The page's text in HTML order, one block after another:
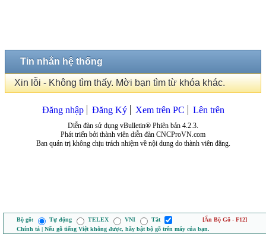
Tin nhắn hệ thống
Xin lỗi - Không tìm thấy. Mời bạn tìm từ khóa khác.
Đăng nhập Đăng Ký Xem trên PC Lên trên
Diễn đàn sử dụng vBulletin® Phiên bản 4.2.3.
Phát triển bởi thành viên diễn đàn CNCProVN.com
Ban quản trị không chịu trách nhiệm về nội dung do thành viên đăng.
Bộ gõ: Tự động TELEX VNI Tắt
[Ẩn Bộ Gõ - F12]
Chính tả | Nếu gõ tiếng Việt không được, hãy bật bộ gõ trên máy của bạn.